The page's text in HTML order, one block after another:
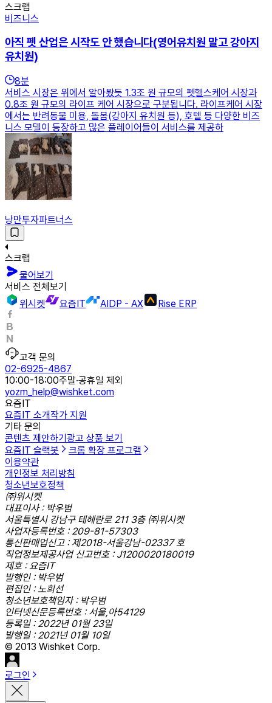
스크랩
비즈니스
아직 펫 산업은 시작도 안 했습니다(영어유치원 말고 강아지
유치원)
8분
서비스 시장은 위에서 알아봤듯 1.3조 원 규모의 펫헬스케어 시장과
0.8조 원 규모의 라이프 케어 시장으로 구분됩니다. 라이프케어 시장
에서는 반려동물 미용, 돌봄(강아지 유치원 등), 호텔 등 다양한 비즈
니스 모델이 등장하고 많은 플레이어들이 서비스를 제공하
낭만투자파트너스
스크랩
물어보기
서비스 전체보기
위시켓
요즘IT AIDP - AX Rise ERP
고객 문의
02-6925-4867
10:00-18:00주말·공휴일 제외
yozm_help@wishket.com
요즘IT
요즘IT 소개작가 지원
기타 문의
콘텐츠 제안하기 광고 상품 보기
요즘IT 슬랙봇
크롬 확장 프로그램
이용약관
개인정보 처리방침
청소년보호정책
㈜위시켓
대표이사 : 박우범
서울특별시 강남구 테헤란로 211 3층 ㈜위시켓
사업자등록번호 : 209-81-57303
통신판매업신고 : 제2018-서울강남-02337 호
직업정보제공사업 신고번호 : J1200020180019
제호 : 요즘IT
발행인 : 박우범
편집인 : 노희선
청소년보호책임자 : 박우범
인터넷신문등록번호 : 서울,아54129
등록일 : 2022년 01월 23일
발행일 : 2021년 01월 10일
© 2013 Wishket Corp.
로그인